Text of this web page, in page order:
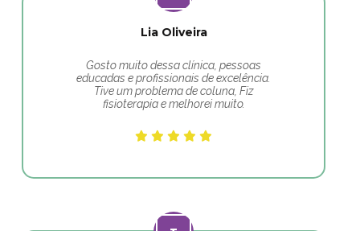
Lia Oliveira
Gosto muito dessa clínica, pessoas
educadas e profissionais de excelência.
Tive um problema de coluna, Fiz
fisioterapia e melhorei muito.